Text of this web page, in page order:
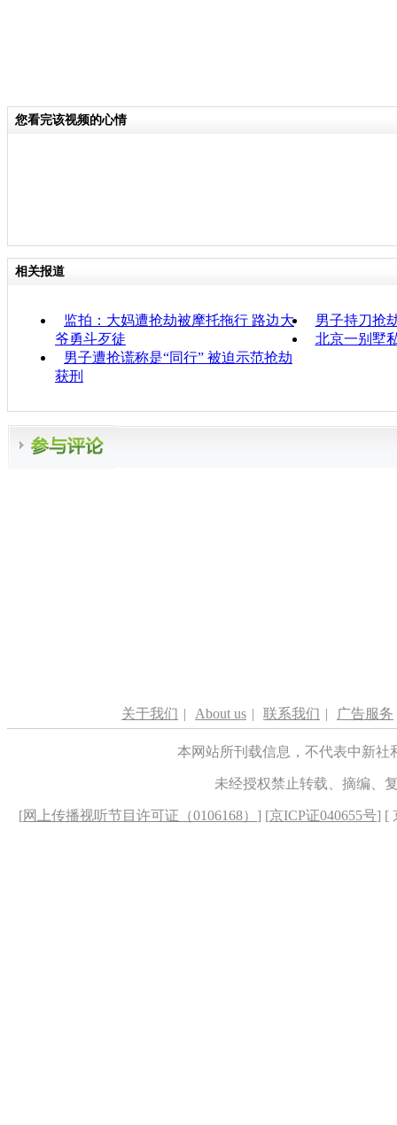
您看完该视频的心情
相关报道
监拍：大妈遭抢劫被摩托拖行 路边大
爷勇斗歹徒
男子持刀抢
北京一别墅
男子遭抢谎称是“同行” 被迫示范抢劫
获刑
关于我们 | About us | 联系我们 | 广告服务
本网站所刊载信息，不代表中新
未经授权禁止转载、摘编、
[网上传播视听节目许可证（0106168） ] [京ICP证040655号] [